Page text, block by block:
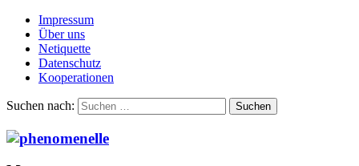
Impressum
Über uns
Netiquette
Datenschutz
Kooperationen
Suchen nach: